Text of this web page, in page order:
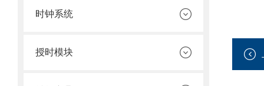
时钟系统
授时模块